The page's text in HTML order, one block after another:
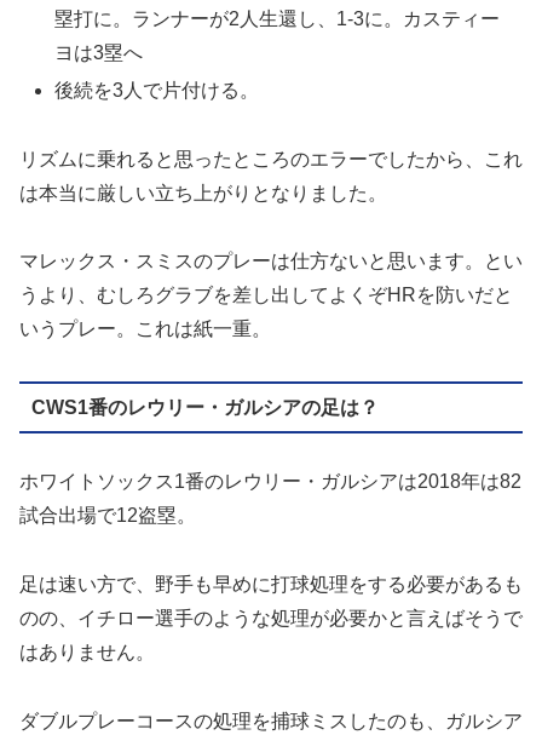
塁打に。ランナーが2人生還し、1-3に。カスティー
ヨは3塁へ
後続を3人で片付ける。
リズムに乗れると思ったところのエラーでしたから、これ
は本当に厳しい立ち上がりとなりました。
マレックス・スミスのプレーは仕方ないと思います。とい
うより、むしろグラブを差し出してよくぞHRを防いだと
いうプレー。これは紙一重。
CWS1番のレウリー・ガルシアの足は？
ホワイトソックス1番のレウリー・ガルシアは2018年は82
試合出場で12盗塁。
足は速い方で、野手も早めに打球処理をする必要があるも
のの、イチロー選手のような処理が必要かと言えばそうで
はありません。
ダブルプレーコースの処理を捕球ミスしたのも、ガルシア